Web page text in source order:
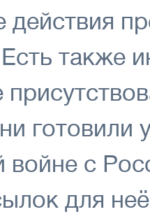
действия
также
готовили
войне с
для